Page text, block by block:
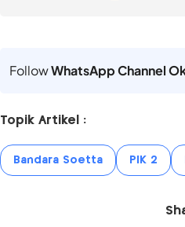
FollowWhatsApp Channel
Topik Artikel :
Bandara Soetta PIK 2